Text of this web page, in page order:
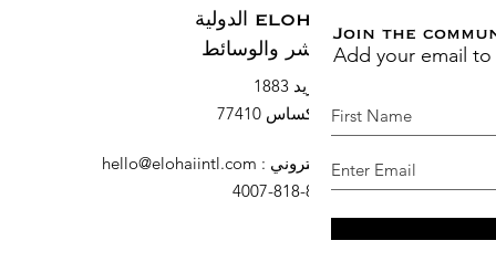
ELOHAI الدولية
النشر والوسائط
صندوق بريد 1883
السرو ، تكساس 77410
البريد الإلكتروني :
hello@elohaiintl.com
هاتف: 832-818-4007
Join the
Add your email